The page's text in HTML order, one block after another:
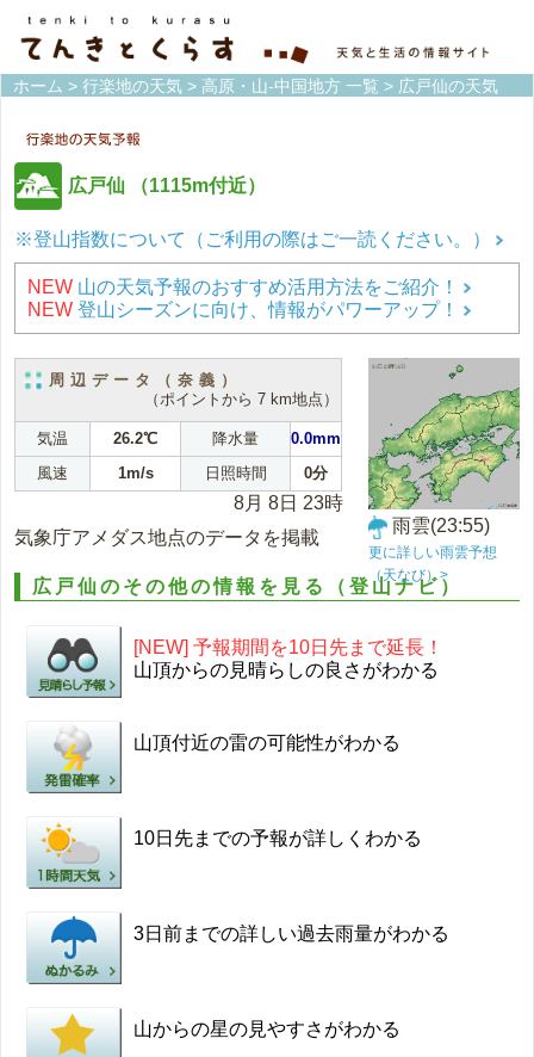
ホーム > 行楽地の天気 > 高原・山-中国地方 一覧 > 広戸仙の天気
広戸仙 （1115m付近）
※登山指数について（ご利用の際はご一読ください。）
NEW 山の天気予報のおすすめ活用方法をご紹介！
NEW 登山シーズンに向け、情報がパワーアップ！
周辺データ（奈義）
（ポイントから 7 km地点）
気温 26.2℃ 降水量
0.0mm
風速
1m/s 日照時間 0分
8月 8日 23時
気象庁アメダス地点のデータを掲載
雨雲(23:55)
更に詳しい雨雲予想
（天なび）>
広戸仙のその他の情報を見る（登山ナビ）
[NEW] 予報期間を10日先まで延長！
山頂からの見晴らしの良さがわかる
山頂付近の雷の可能性がわかる
10日先までの予報が詳しくわかる
3日前までの詳しい過去雨量がわかる
山からの星の見やすさがわかる